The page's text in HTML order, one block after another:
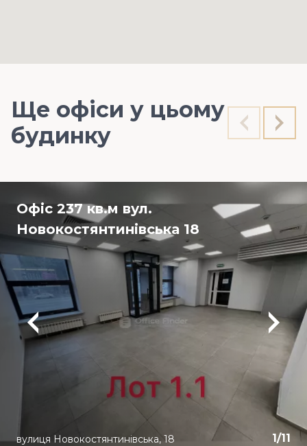
Ще офіси у цьому
будинку
Офіс 237 кв.м вул.
Новокостянтинівська 18
1/11
вулиця Новокостянтинівська, 18